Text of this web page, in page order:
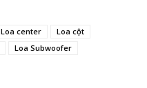
Loa center
Loa cột
Loa Subwoofer